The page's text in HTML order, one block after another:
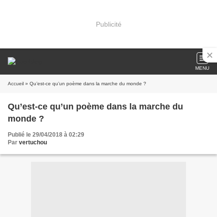
Publicité
MENU
Accueil » Qu’est-ce qu’un poème dans la marche du monde ?
Qu’est-ce qu’un poème dans la marche du
monde ?
Publié le 29/04/2018 à 02:29
Par vertuchou